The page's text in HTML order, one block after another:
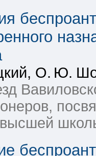
О. Ю.
высшей